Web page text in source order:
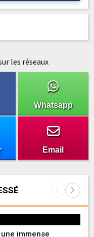
les réseaux
Whatsapp
Email
immense